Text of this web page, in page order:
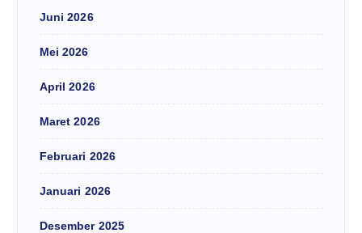
Juni 2026
Mei 2026
April 2026
Maret 2026
Februari 2026
Januari 2026
Desember 2025